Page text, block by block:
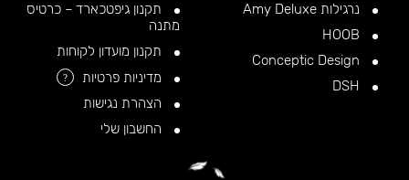
נרגילות Amy Deluxe
תקנון גיפטכארד – כרטיס
מתנה
תקנון מועדון לקוחות
מדיניות פרטיות
?
הצהרת נגישות
החשבון שלי